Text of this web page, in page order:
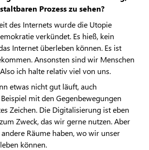
Prozess zu sehen?
des Internets wurde die Utopie
verkündet. Es hieß, kein
Internet überleben können. Es ist
Ansonsten sind wir Menschen
ich halte relativ viel von uns.
etwas nicht gut läuft, auch
mit den Gegenbewegungen
Zeichen. Die Digitalisierung ist eben
Zweck, das wir gerne nutzen. Aber
Räume haben, wo wir unser
können.